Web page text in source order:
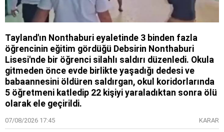
Tayland'ın Nonthaburi eyaletinde 3 binden fazla
öğrencinin eğitim gördüğü Debsirin Nonthaburi
Lisesi'nde bir öğrenci silahlı saldırı düzenledi. Okula
gitmeden önce evde birlikte yaşadığı dedesi ve
babaannesini öldüren saldırgan, okul koridorlarında
5 öğretmeni katledip 22 kişiyi yaraladıktan sonra ölü
olarak ele geçirildi.
07/08/2026 17:45 KARAR